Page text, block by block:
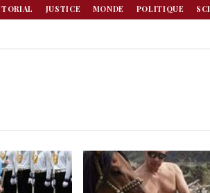
JUSTICE MONDE POLITIQUE